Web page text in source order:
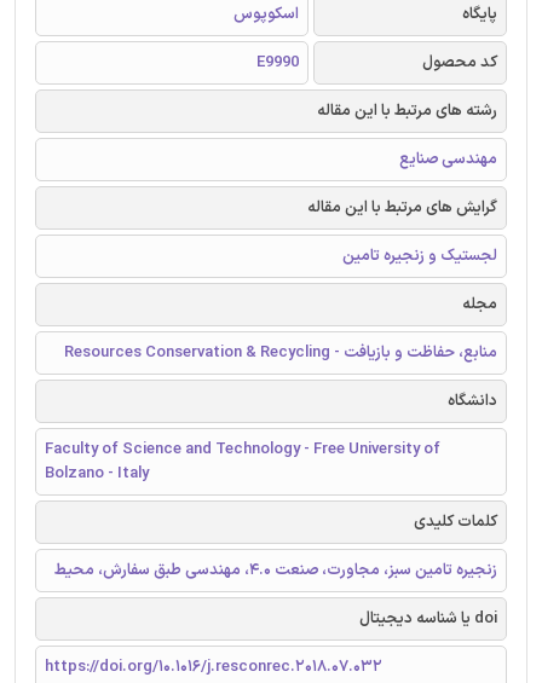
پایگاه
اسکوپوس
کد محصول
E9990
رشته های مرتبط با این مقاله
مهندسی صنایع
گرایش های مرتبط با این مقاله
لجستیک و زنجیره تامین
مجله
منابع، حفاظت و بازیافت - Resources Conservation & Recycling
دانشگاه
Faculty of Science and Technology - Free University of
Bolzano - Italy
کلمات کلیدی
زنجیره تامین سبز، مجاورت، صنعت 4.0، مهندسی طبق سفارش، محیط
doi یا شناسه دیجیتال
https://doi.org/10.1016/j.resconrec.2018.07.032